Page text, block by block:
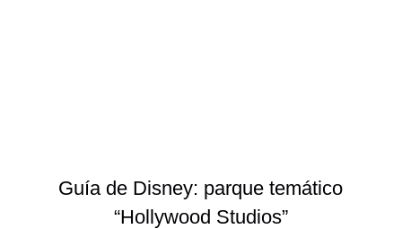
Guía de Disney: parque temático
“Hollywood Studios”